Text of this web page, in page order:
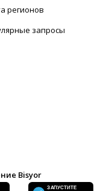
регионов
запросы
Bisyor